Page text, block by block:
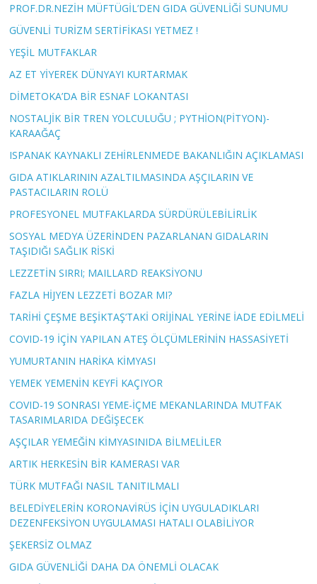
PROF.DR.NEZİH MÜFTÜGİL’DEN GIDA GÜVENLİĞİ SUNUMU
GÜVENLİ TURİZM SERTİFİKASI YETMEZ !
YEŞİL MUTFAKLAR
AZ ET YİYEREK DÜNYAYI KURTARMAK
DİMETOKA’DA BİR ESNAF LOKANTASI
NOSTALJİK BİR TREN YOLCULUĞU ; PYTHİON(PİTYON)-
KARAAĞAÇ
ISPANAK KAYNAKLI ZEHİRLENMEDE BAKANLIĞIN AÇIKLAMASI
GIDA ATIKLARININ AZALTILMASINDA AŞÇILARIN VE
PASTACILARIN ROLÜ
PROFESYONEL MUTFAKLARDA SÜRDÜRÜLEBİLİRLİK
SOSYAL MEDYA ÜZERİNDEN PAZARLANAN GIDALARIN
TAŞIDIĞI SAĞLIK RİSKİ
LEZZETİN SIRRI; MAILLARD REAKSİYONU
FAZLA HİJYEN LEZZETİ BOZAR MI?
TARİHİ ÇEŞME BEŞİKTAŞ’TAKİ ORİJİNAL YERİNE İADE EDİLMELİ
COVID-19 İÇİN YAPILAN ATEŞ ÖLÇÜMLERİNİN HASSASİYETİ
YUMURTANIN HARİKA KİMYASI
YEMEK YEMENİN KEYFİ KAÇIYOR
COVID-19 SONRASI YEME-İÇME MEKANLARINDA MUTFAK
TASARIMLARIDA DEĞİŞECEK
AŞÇILAR YEMEĞİN KİMYASINIDA BİLMELİLER
ARTIK HERKESİN BİR KAMERASI VAR
TÜRK MUTFAĞI NASIL TANITILMALI
BELEDİYELERİN KORONAVİRÜS İÇİN UYGULADIKLARI
DEZENFEKSİYON UYGULAMASI HATALI OLABİLİYOR
ŞEKERSİZ OLMAZ
GIDA GÜVENLİĞİ DAHA DA ÖNEMLİ OLACAK